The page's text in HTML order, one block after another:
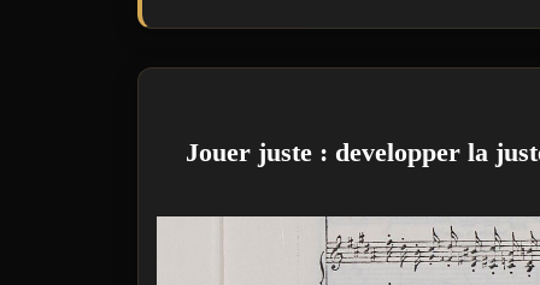
Jouer juste : developper la